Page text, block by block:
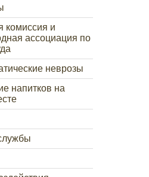
комиссия и
ассоциация по
неврозы
напитков на